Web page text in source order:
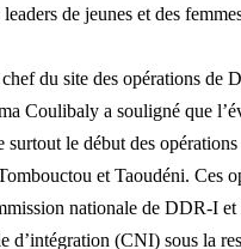
de jeunes et des
du site des opérations de
Coulibaly a souligné que
surtout le début des
et Taoudéni. Ces
nationale de DDR-I et
d’intégration (CNI) sous la